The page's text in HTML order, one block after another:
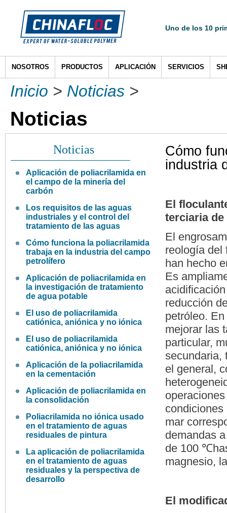
Uno de los 10
NOSOTROS PRODUCTOS APLICACIÓN SERVICIOS
Inicio > Noticias >
Noticias
Noticias
Aplicación de poliacrilamida en
el campo de la minería del
carbón
Los requisitos de las aguas
industriales y el control del
tratamiento de las aguas
Cómo funciona la poliacrilamida
trabaja en la industria del campo
petrolífero
Aplicación de poliacrilamida en
la investigación de tratamiento
de agua potable
El uso de poliacrilamida
catiónica, aniónica y no iónica
El uso de poliacrilamida
catiónica, aniónica y no iónica
Aplicación de la poliacrilamida
en la cementación
Aplicación de poliacrilamida en
la consolidación
Poliacrilamida no iónica usado
en el tratamiento de aguas
residuales de pintura
La aplicación de poliacrilamida
en el tratamiento de aguas
residuales y la perspectiva de
desarrollo
Cómo
industria
El
terciaria
El
reología del
han hecho
Es
reducción
petróleo.
mejorar las
particular,
secundaria,
el general,
mar
demandas
de 100
magnesio,
El